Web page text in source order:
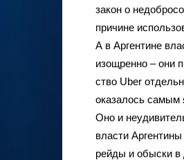
закон о
причине
А в Аргентине
изощренно – они
ство Uber
оказалось самым
Оно и
власти
рейды и обыски в